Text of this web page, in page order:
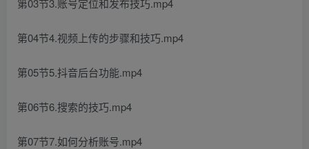
第03节3.账号定位和发布技巧.mp4
第04节4.视频上传的步骤和技巧.mp4
第05节5.抖音后台功能.mp4
第06节6.搜索的技巧.mp4
第07节7.如何分析账号.mp4